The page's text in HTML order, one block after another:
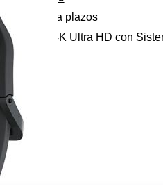
Pago a plazos
EL 4K Ultra HD con